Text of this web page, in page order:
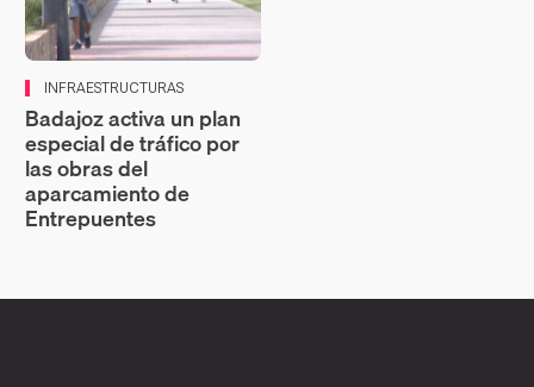
INFRAESTRUCTURAS
Badajoz activa un plan
especial de tráfico por
las obras del
aparcamiento de
Entrepuentes